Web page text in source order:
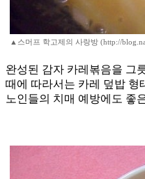
▲스머프 학고제의 사랑방 (http://
완성된 감자 카레볶음을 그
때에 따라서는 카레 덮밥 형
노인들의 치매 예방에도 좋